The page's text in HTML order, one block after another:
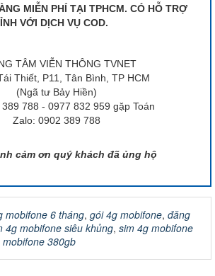
MIỄN PHÍ TẠI TPHCM. CÓ HỖ TRỢ
VỚI DỊCH VỤ COD.
TÂM VIỄN THÔNG TVNET
Thiết, P11, Tân Bình, TP HCM
(Ngã tư Bảy Hiền)
788 - 0977 832 959 gặp Toán
Zalo: 0902 389 788
cảm ơn quý khách đã ủng hộ
mobifone 6 tháng, gói 4g mobifone, đăng
4g mobifone siêu khủng, sim 4g mobifone
mobifone 380gb